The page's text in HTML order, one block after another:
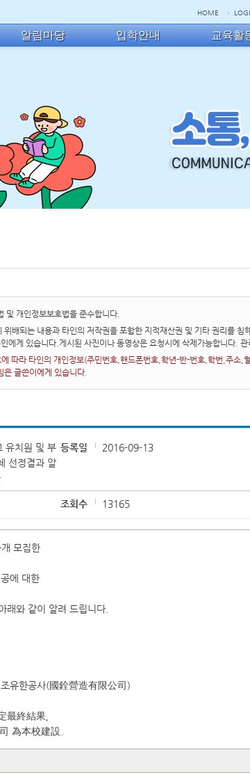
HOME
알림마당 입학안내 교육활
및 개인정보보호법을 준수합니다.
위배되는 내용과 타인의 저작권을 포함한 지적재산권 및 기타 권리를
에게 있습니다.게시된 사진이나 동영상은 요청시에 삭제가능합니다. 관
따라 타인의 개인정보(주민번호,핸드폰번호,학년-반-번호,학번,주소,
글쓴이에게 있습니다.
유치원 및 부
선정결과 알
등록일 2016-09-13
조회수 13165
모집한
에 대한
래와 같이 알려 드립니다.
유한공사(國銓營造有限公司)
終結果，
為本校建設。